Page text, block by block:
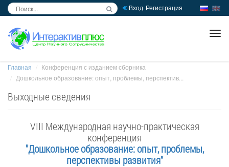
Вход Регистрация
Главная
Конференция с изданием сборника
Дошкольное образование: опыт, проблемы, перспектив...
Выходные сведения
VIII Международная научно-практическая
конференция
"Дошкольное образование: опыт, проблемы,
перспективы развития"